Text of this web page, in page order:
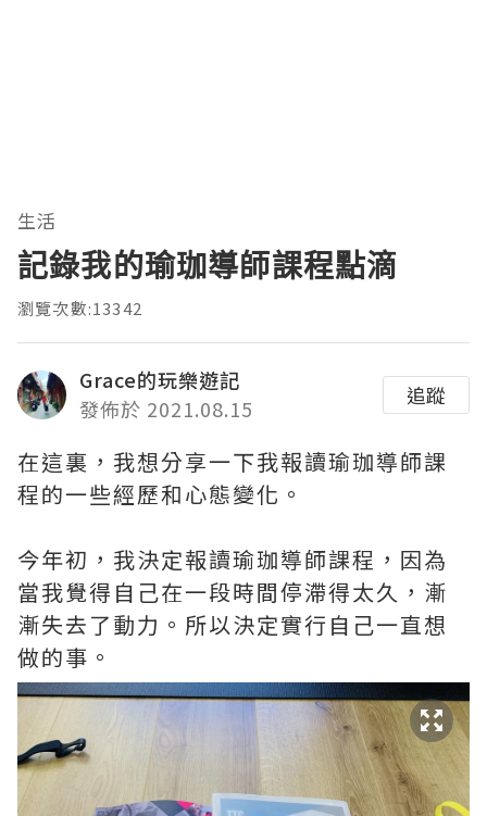
生活
記錄我的瑜珈導師課程點滴
瀏覽次數:13342
Grace的玩樂遊記
發佈於 2021.08.15
追蹤
在這裏，我想分享一下我報讀瑜珈導師課
程的一些經歷和心態變化。
今年初，我決定報讀瑜珈導師課程，因為
當我覺得自己在一段時間停滯得太久，漸
漸失去了動力。所以決定實行自己一直想
做的事。